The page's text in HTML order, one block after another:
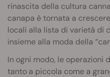
rinascita della cultura
canapa è tornata a
locali alla lista di varietà di
insieme alla moda della
In ogni modo, le operazioni
tanto a piccola come a